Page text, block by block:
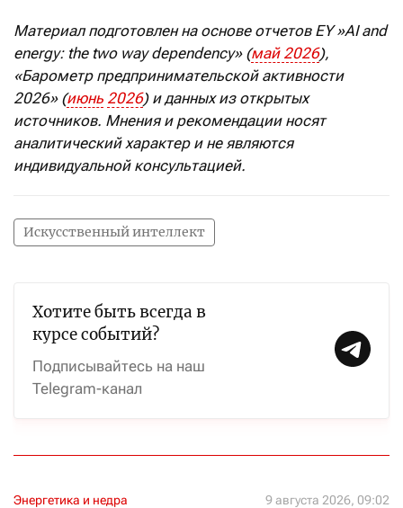
Материал подготовлен на основе отчетов EY»AI and
energy: the two way dependency» (май 2026),
«Барометр предпринимательской активности
2026» (июнь 2026) и данных из открытых
источников. Мнения и рекомендации носят
аналитический характер и не являются
индивидуальной консультацией.
Искусственный интеллект
Хотите быть всегда в
курсе событий?
Подписывайтесь на наш
Telegram-канал
Энергетика и недра 9 августа 2026, 09:02